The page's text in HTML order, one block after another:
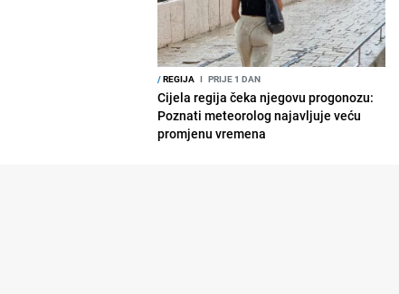
/REGIJA I PRIJE 1 DAN
Cijela regija čeka njegovu progonozu:
Poznati meteorolog najavljuje veću
promjenu vremena